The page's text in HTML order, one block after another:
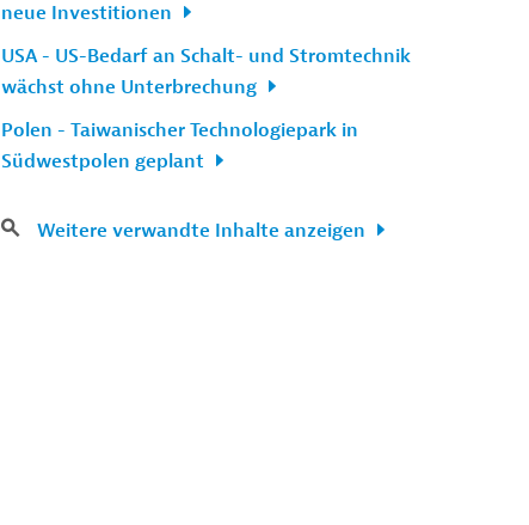
neue Investitionen
USA - US-Bedarf an Schalt- und Stromtechnik
wächst ohne Unterbrechung
Polen - Taiwanischer Technologiepark in
Südwestpolen geplant
Weitere verwandte Inhalte anzeigen